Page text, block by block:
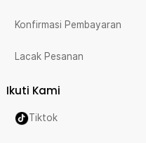
Konfirmasi Pembayaran
Lacak Pesanan
Ikuti Kami
Tiktok